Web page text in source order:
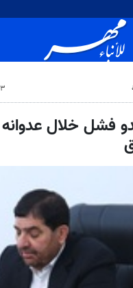
١٣‏/٠٧‏/
فشل خلال